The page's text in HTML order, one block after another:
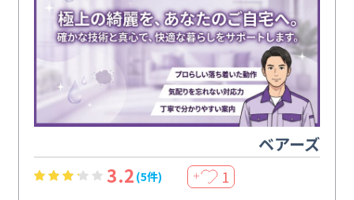
ベアーズ
3.2 (5件) ＋ 1